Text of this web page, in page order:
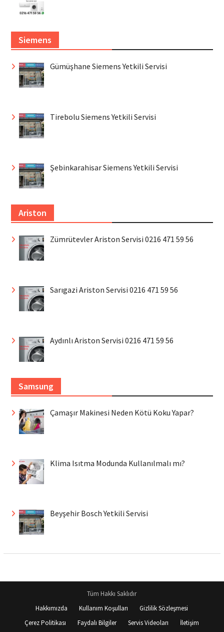
Siemens
Gümüşhane Siemens Yetkili Servisi
Tirebolu Siemens Yetkili Servisi
Şebinkarahisar Siemens Yetkili Servisi
Ariston
Zümrütevler Ariston Servisi 0216 471 59 56
Sarıgazi Ariston Servisi 0216 471 59 56
Aydınlı Ariston Servisi 0216 471 59 56
Samsung
Çamaşır Makinesi Neden Kötü Koku Yapar?
Klima Isıtma Modunda Kullanılmalı mı?
Beyşehir Bosch Yetkili Servisi
Tüm Hakkı Saklıdır
Hakkımızda
Kullanım Koşulları
Gizlilik Sözleşmesi
Çerez Politikası
Faydalı Bilgiler Servis Videoları İletişim